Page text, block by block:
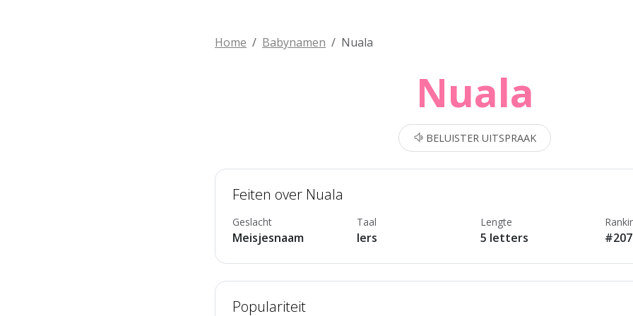
Home Babynamen Nuala
Nuala
BELUISTER UITSPRAAK
Feiten over Nuala
Geslacht
Meisjesnaam
Taal
Iers
Lengte
5 letters
Populariteit